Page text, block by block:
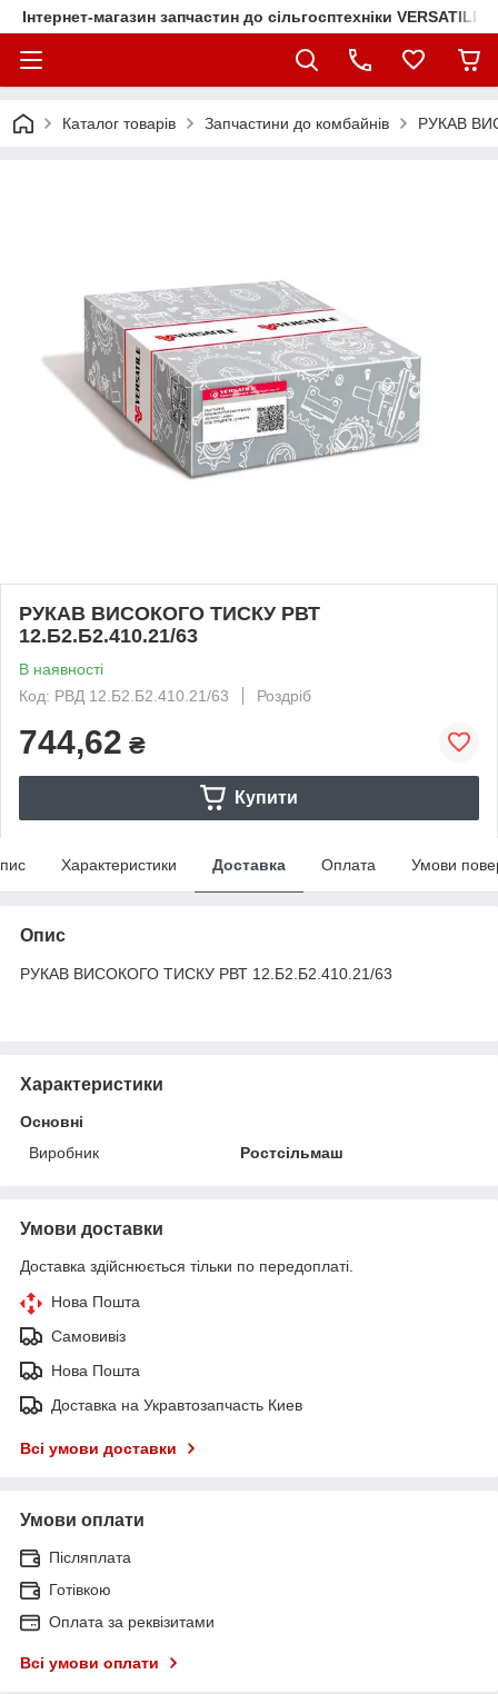
Інтернет-магазин запчастин до сільгосптехніки VERSATILE
Каталог товарів Запчастини до комбайнів РУКАВ
РУКАВ ВИСОКОГО ТИСКУ РВТ
12.Б2.Б2.410.21/63
В наявності
Код: РВД 12.Б2.Б2.410.21/63
Роздріб
744,62 ₴
Купити
Характеристики Доставка Оплата Умови
Опис
РУКАВ ВИСОКОГО ТИСКУ РВТ 12.Б2.Б2.410.21/63
Характеристики
Основні
Виробник
Ростсільмаш
Умови доставки
Доставка здійснюється тільки по передоплаті.
Нова Пошта
Самовивіз
Нова Пошта
Доставка на Укравтозапчасть Киев
Всі умови доставки
Умови оплати
Післяплата
Готівкою
Оплата за реквізитами
Всі умови оплати